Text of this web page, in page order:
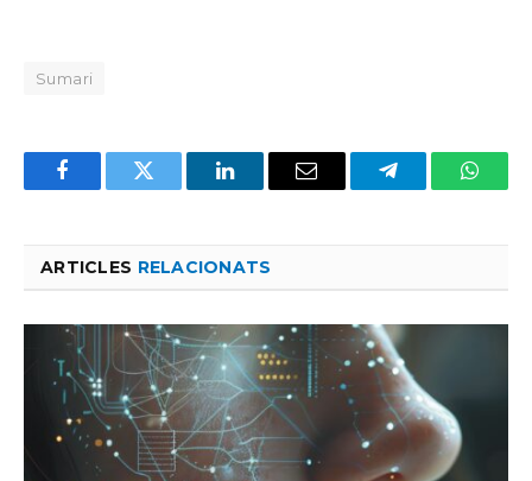
Sumari
FacebookTwitter LinkedInEmail Telegram
ARTICLES RELACIONATS